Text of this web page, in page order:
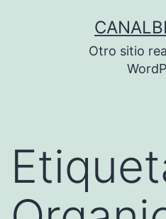
Otro sitio